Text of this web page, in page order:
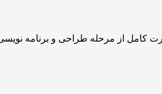
کامل از مرحله طراحی و برنامه